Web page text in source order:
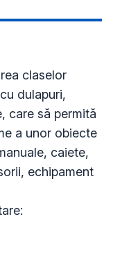
claselor
dulapuri,
care să permită
a unor obiecte
caiete,
echipament